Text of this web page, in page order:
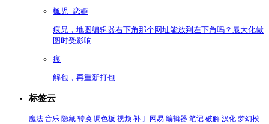
楓児_恋姬
痕兄，地图编辑器右下角那个网址能放到左下角吗？最大化做
图时受影响
痕
解包，再重新打包
标签云
魔法 音乐 隐藏 转换 调色板 视频 补丁 网易 编辑器 笔记 破解 汉化 梦幻模